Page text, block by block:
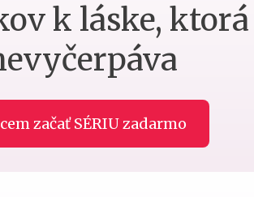
k láske, ktorá
začať SÉRIU zadarmo